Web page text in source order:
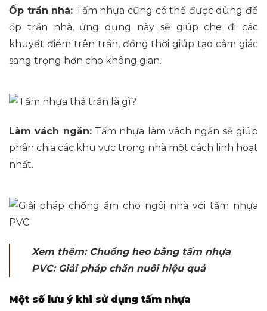
Ốp trần nhà: Tấm nhựa cũng có thể được dùng để
ốp trần nhà, ứng dụng này sẽ giúp che đi các
khuyết điểm trên trần, đồng thời giúp tạo cảm giác
sang trọng hơn cho không gian.
Làm vách ngăn:Tấm nhựa làm vách ngăn sẽ giúp
phân chia các khu vực trong nhà một cách linh hoạt
nhất.
Xem thêm: Chuồng heo bằng tấm nhựa
PVC: Giải pháp chăn nuôi hiệu quả
Một số lưu ý khi sử dụng tấm nhựa